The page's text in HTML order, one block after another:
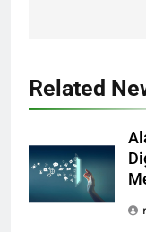
Related